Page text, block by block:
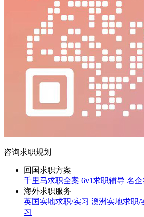
咨询求职规划
回国求职方案
千里马求职全案 6v1求职辅导 名企
海外求职服务
英国实地求职/实习 澳洲实地求职/
习